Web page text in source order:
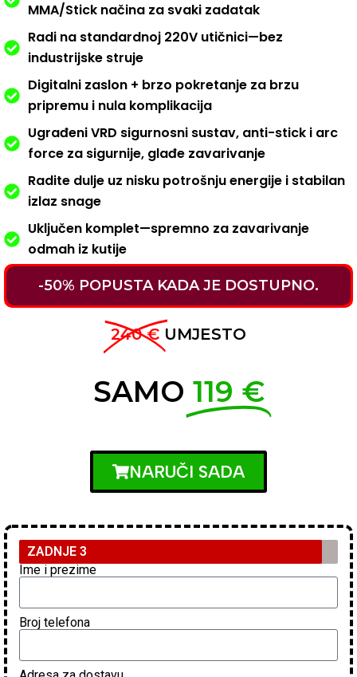
MMA/Stick načina za svaki zadatak
Radi na standardnoj 220V utičnici—bez
industrijske struje
Digitalni zaslon + brzo pokretanje za brzu
pripremu i nula komplikacija
Ugrađeni VRD sigurnosni sustav, anti-stick i arc
force za sigurnije, glađe zavarivanje
Radite dulje uz nisku potrošnju energije i stabilan
izlaz snage
Uključen komplet—spremno za zavarivanje
odmah iz kutije
-50% POPUSTA KADA JE DOSTUPNO.
240 € UMJESTO
SAMO 119 €
NARUČI SADA
ZADNJE 3
Ime i prezime
Broj telefona